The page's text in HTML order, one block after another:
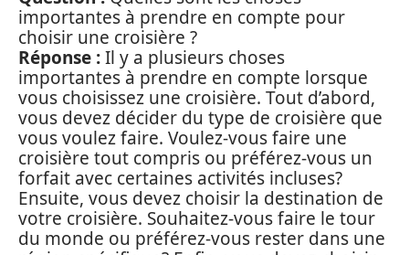
importantes à prendre en compte pour
choisir une croisière ?
Réponse :Il y a plusieurs choses
importantes à prendre en compte lorsque
vous choisissez une croisière. Tout d’abord,
vous devez décider du type de croisière que
vous voulez faire. Voulez-vous faire une
croisière tout compris ou préférez-vous un
forfait avec certaines activités incluses?
Ensuite, vous devez choisir la destination de
votre croisière. Souhaitez-vous faire le tour
du monde ou préférez-vous rester dans une